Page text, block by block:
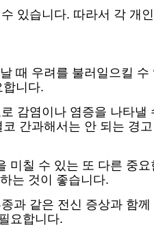
있습니다. 따라서 각 개
때 우려를 불러일으킬
니다.
감염이나 염증을 나타
간과해서는 안 되는 경
칠 수 있는 또 다른 중
는 것이 좋습니다.
과 같은 전신 증상과 함
요합니다.